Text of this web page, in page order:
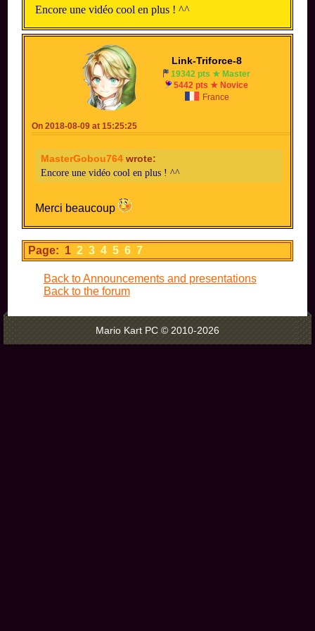
Encore une vidéo cool en plus ! ^^
Link-Triforce-8
19342 pts ★ Master
5442 pts ★ Novice
France
On 2018-08-09 at 15:25:25
MasterGobou764 wrote:
Encore une vidéo cool en plus ! ^^
Merci beaucoup
Page: 1 2 3 4 5 6 7
Back to Announcements and presentations
Back to the forum
Mario Kart PC © 2010-2026